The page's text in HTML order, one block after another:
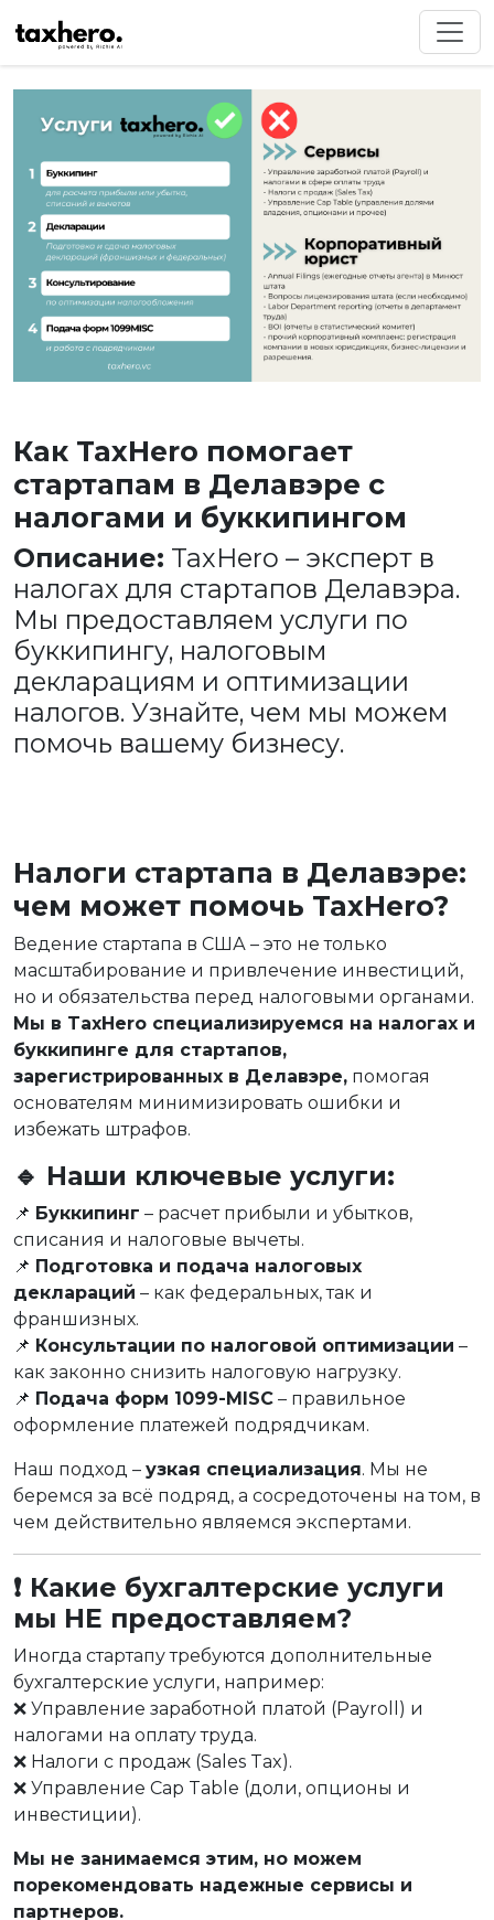
Как TaxHero помогает
стартапам в Делавэре с
налогами и буккипингом
Описание: TaxHero – эксперт в
налогах для стартапов Делавэра.
Мы предоставляем услуги по
буккипингу, налоговым
декларациям и оптимизации
налогов. Узнайте, чем мы можем
помочь вашему бизнесу.
Налоги стартапа в Делавэре:
чем может помочь TaxHero?
Ведение стартапа в США – это не только
масштабирование и привлечение инвестиций,
но и обязательства перед налоговыми органами.
Мы в TaxHero специализируемся на налогах и
буккипинге для стартапов,
зарегистрированных в Делавэре, помогая
основателям минимизировать ошибки и
избежать штрафов.
🔹 Наши ключевые услуги:
📌 Буккипинг – расчет прибыли и убытков,
списания и налоговые вычеты.
📌 Подготовка и подача налоговых
деклараций – как федеральных, так и
франшизных.
📌 Консультации по налоговой оптимизации –
как законно снизить налоговую нагрузку.
📌 Подача форм 1099-MISC – правильное
оформление платежей подрядчикам.
Наш подход – узкая специализация. Мы не
беремся за всё подряд, а сосредоточены на том, в
чем действительно являемся экспертами.
❗ Какие бухгалтерские услуги
мы НЕ предоставляем?
Иногда стартапу требуются дополнительные
бухгалтерские услуги, например:
❌ Управление заработной платой (Payroll) и
налогами на оплату труда.
❌ Налоги с продаж (Sales Tax).
❌ Управление Cap Table (доли, опционы и
инвестиции).
Мы не занимаемся этим, но можем
порекомендовать надежные сервисы и
партнеров.